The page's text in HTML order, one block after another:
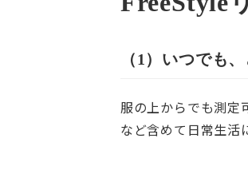
（1）いつでも
服の上からでも測定
など含めて日常生活